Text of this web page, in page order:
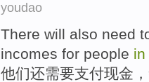
youdao
There will also need
incomes for people in
他们还需要支付现金，